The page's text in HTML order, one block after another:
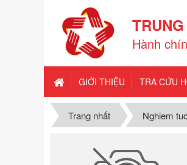
Hành
GIỚI THIỆU TRA CỨU
Trang nhất Nghiem tuc